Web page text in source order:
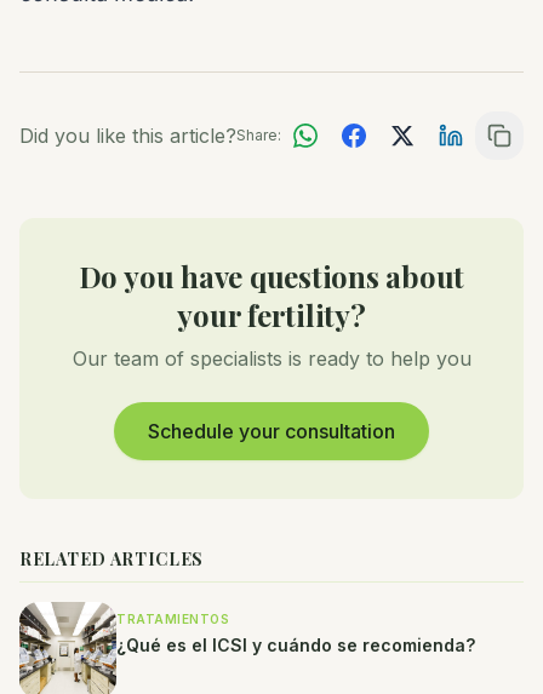
Did you like this article?Share:
Do you have questions about
your fertility?
Our team of specialists is ready to help you
Schedule your consultation
RELATED ARTICLES
TRATAMIENTOS
¿Qué es el ICSI y cuándo se recomienda?